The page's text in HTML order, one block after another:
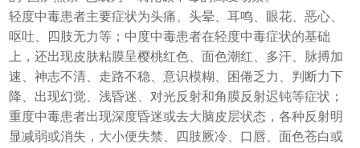
轻度中毒患者主要症状为头痛、头晕、耳鸣、眼花、恶心、
呕吐、四肢无力等；中度中毒患者在轻度中毒症状的基础
上，还出现皮肤粘膜呈樱桃红色、面色潮红、多汗、脉搏加
速、神志不清、走路不稳、意识模糊、困倦乏力、判断力下
降、出现幻觉、浅昏迷、对光反射和角膜反射迟钝等症状；
重度中毒患者出现深度昏迷或去大脑皮层状态，各种反射明
显减弱或消失，大小便失禁、四肢厥冷、口唇、面色苍白或